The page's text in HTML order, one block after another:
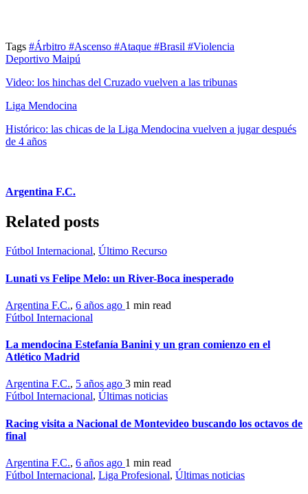
Tags #Árbitro #Ascenso #Ataque #Brasil #Violencia
Deportivo Maipú
Video: los hinchas del Cruzado vuelven a las tribunas
Liga Mendocina
Histórico: las chicas de la Liga Mendocina vuelven a jugar después
de 4 años
Argentina F.C.
Related posts
Fútbol Internacional, Último Recurso
Lunati vs Felipe Melo: un River-Boca inesperado
Argentina F.C., 6 años ago 1 min read
Fútbol Internacional
La mendocina Estefanía Banini y un gran comienzo en el
Atlético Madrid
Argentina F.C., 5 años ago 3 min read
Fútbol Internacional, Últimas noticias
Racing visita a Nacional de Montevideo buscando los octavos de
final
Argentina F.C., 6 años ago 1 min read
Fútbol Internacional, Liga Profesional, Últimas noticias